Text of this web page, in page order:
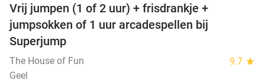
Vrij jumpen (1 of 2 uur) + frisdrankje +
jumpsokken of 1 uur arcadespellen bij
Superjump
The House of Fun 9.7 star
Geel